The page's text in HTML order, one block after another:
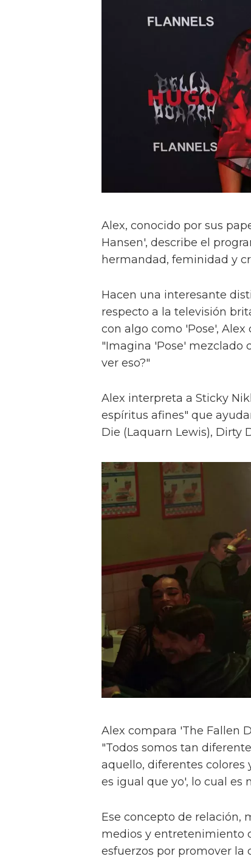
Alex, conocido por sus
Hansen', describe el
hermandad, feminidad y
Hacen una interesante
respecto a la televisión
con algo como 'Pose',
"Imagina 'Pose' mezclado
ver eso?"
Alex interpreta a Sticky
espíritus afines" que
Die (Laquarn Lewis), Dirty
Alex compara 'The Fallen
"Todos somos tan
aquello, diferentes colores
es igual que yo', lo cual es
Ese concepto de relación,
medios y entretenimiento
esfuerzos por promover la